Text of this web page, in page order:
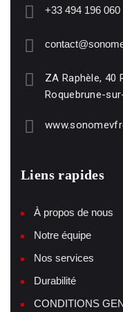
+33 494 196 060
ZA Raphèle, 40
Roquebrune-
Liens rapides
À propos de nous
Notre équipe
Nos services
Durabilité
CONDITIONS